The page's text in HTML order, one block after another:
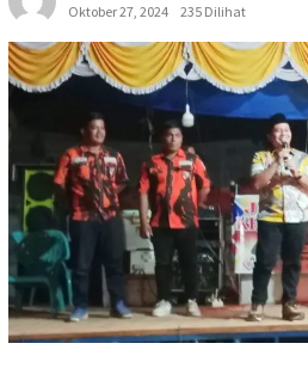
Oktober 27, 2024
235 Dilihat